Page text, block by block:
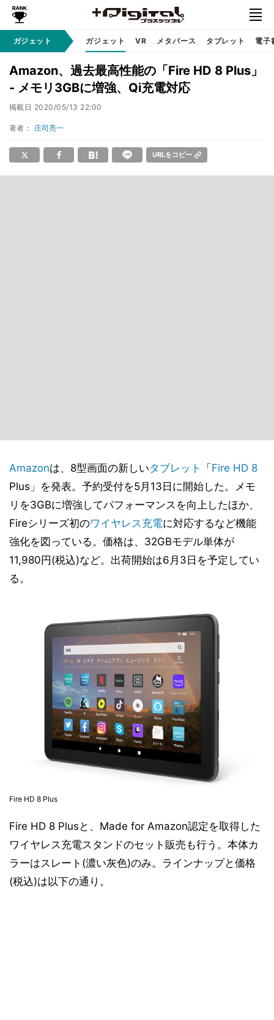
ガジェット ガジェット VR メタバース タブレット 電子
Amazon、過去最高性能の「Fire HD 8 Plus」
- メモリ3GBに増強、Qi充電対応
掲載日 2020/05/13 22:00
著者： 庄司亮一
URLをコピー
Amazonは、8型画面の新しいタブレット 「 Fire HD 8
Plus」を発表。予約受付を5月13日に開始した。メモ
リを3GBに増強してパフォーマンスを向上したほか、
Fireシリーズ初のワイヤレス充電に対応するなど機能
強化を図っている。価格は、32GBモデル単体が
11,980円(税込)など。出荷開始は6月3日を予定してい
る。
Fire HD 8 Plus
Fire HD 8 Plusと、Made for Amazon認定を取得した
ワイヤレス充電スタンドのセット販売も行う。本体カ
ラーはスレート(濃い灰色)のみ。ラインナップと価格
(税込)は以下の通り。